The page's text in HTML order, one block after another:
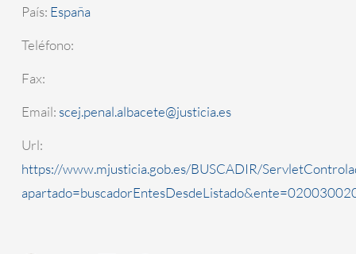
País: España
Teléfono:
Fax:
Email: scej.penal.albacete@justicia.es
Url:
https://www.mjusticia.gob.es/BUSCADIR/